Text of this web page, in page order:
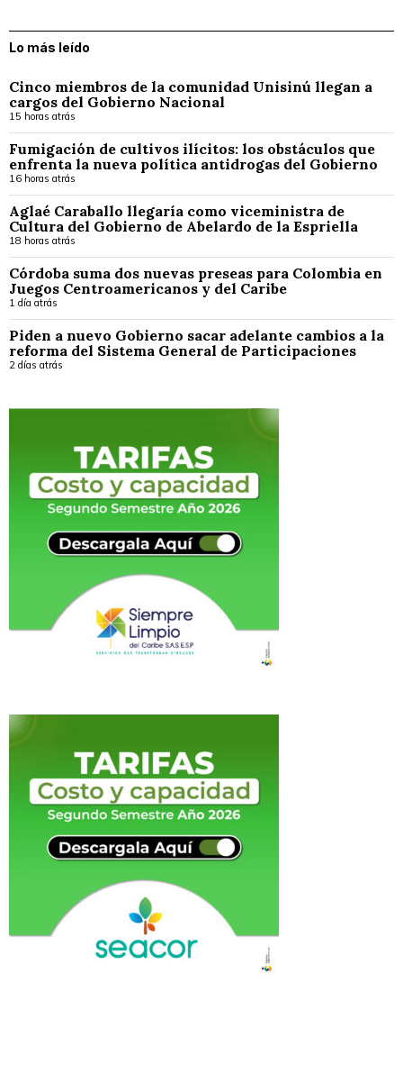
Lo más leído
Cinco miembros de la comunidad Unisinú llegan a
cargos del Gobierno Nacional
15 horas atrás
Fumigación de cultivos ilícitos: los obstáculos que
enfrenta la nueva política antidrogas del Gobierno
16 horas atrás
Aglaé Caraballo llegaría como viceministra de
Cultura del Gobierno de Abelardo de la Espriella
18 horas atrás
Córdoba suma dos nuevas preseas para Colombia en
Juegos Centroamericanos y del Caribe
1 día atrás
Piden a nuevo Gobierno sacar adelante cambios a la
reforma del Sistema General de Participaciones
2 días atrás